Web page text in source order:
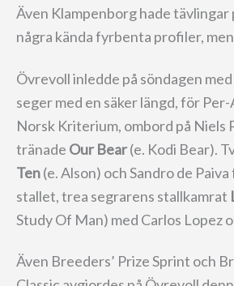
Även Klampenborg hade tävlingar
några kända fyrbenta profiler,
Övrevoll inledde på söndagen
seger med en säker längd, för
Norsk Kriterium, ombord på Niels
tränade Our Bear(e. Kodi Bear).
Ten(e. Alson) och Sandro de
stallet, trea segrarens stallkamrat
Study Of Man) med Carlos Lopez
Även Breeders’ Prize Sprint och